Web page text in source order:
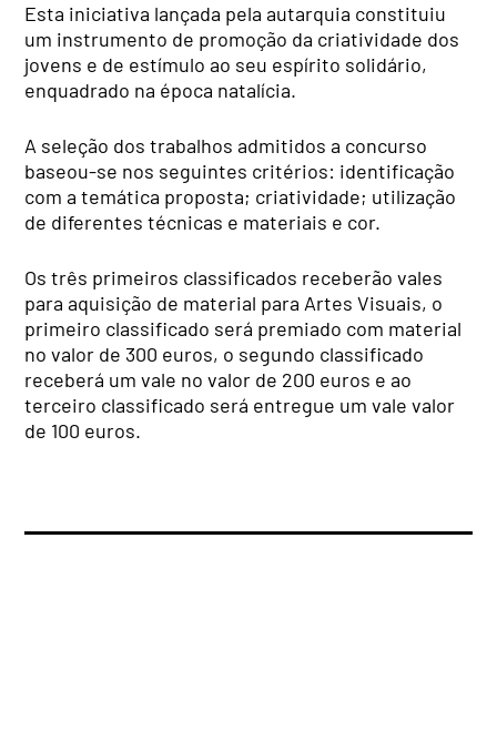
Esta iniciativa lançada pela autarquia constituiu
um instrumento de promoção da criatividade dos
jovens e de estímulo ao seu espírito solidário,
enquadrado na época natalícia.
A seleção dos trabalhos admitidos a concurso
baseou-se nos seguintes critérios: identificação
com a temática proposta; criatividade; utilização
de diferentes técnicas e materiais e cor.
Os três primeiros classificados receberão vales
para aquisição de material para Artes Visuais, o
primeiro classificado será premiado com material
no valor de 300 euros, o segundo classificado
receberá um vale no valor de 200 euros e ao
terceiro classificado será entregue um vale valor
de 100 euros.